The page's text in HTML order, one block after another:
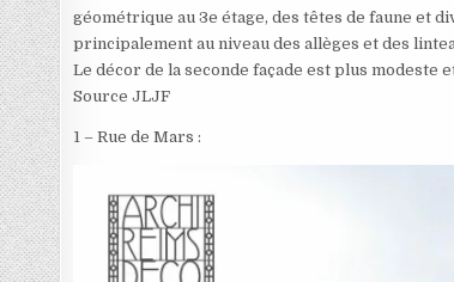
géométrique au 3e étage, des têtes de faune et
principalement au niveau des allèges et des
Le décor de la seconde façade est plus modeste
Source JLJF
1 – Rue de Mars :